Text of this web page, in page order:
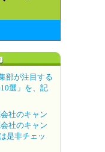
部が注目する
選」を、記
社のキャン
社のキャン
是非チェッ